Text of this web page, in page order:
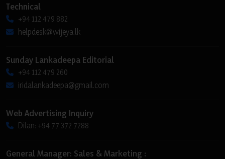
Technical
+94 112 479 882
helpdesk@wijeya.lk
Sunday Lankadeepa Editorial
+94 112 479 260
iridalankadeepa@gmail.com
Web Advertising Inquiry
Dilan: +94 77 372 7288
General Manager: Sales & Marketing :